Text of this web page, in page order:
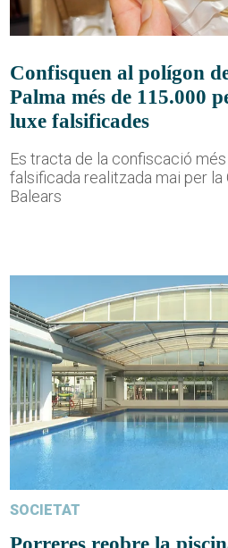
Confisquen al polígon
Palma més de 115.000
luxe falsificades
Es tracta de la confiscació
falsificada realitzada mai per la
Balears
SOCIETAT
Porreres reobre la